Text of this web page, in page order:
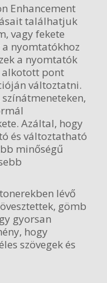
Enhancement
találhatjuk
vagy fekete
nyomtatókhoz
a nyomtatók
alkotott pont
változtatni.
Azáltal, hogy
és változtatható
minőségű
lévő
gömb
gyorsan
hogy
szövegek és